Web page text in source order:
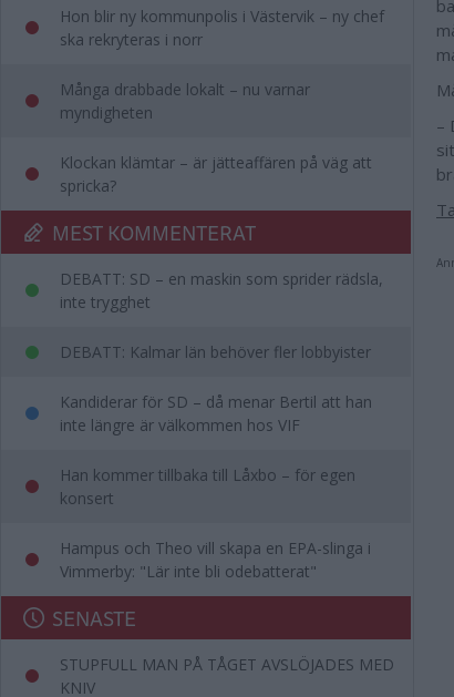
Hon blir ny kommunpolis i Västervik – ny chef
ska rekryteras i norr
Många drabbade lokalt – nu varnar
myndigheten
Klockan klämtar – är jätteaffären på väg att
spricka?
MEST KOMMENTERAT
DEBATT: SD – en maskin som sprider rädsla,
inte trygghet
DEBATT: Kalmar län behöver fler lobbyister
Kandiderar för SD – då menar Bertil att han
inte längre är välkommen hos VIF
Han kommer tillbaka till Låxbo – för egen
konsert
Hampus och Theo vill skapa en EPA-slinga i
Vimmerby: "Lär inte bli odebatterat"
SENASTE
STUPFULL MAN PÅ TÅGET AVSLÖJADES MED
KNIV
–